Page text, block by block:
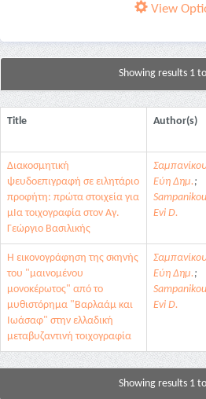
View
Showing results 1
Title Author(s)
Διακοσμητική
ψευδοεπιγραφή σε ειλητάριο
προφήτη: πρώτα στοιχεία για
μΙα τοιχογραφία στον Αγ.
Γεώργιο Βασιλικής
Εύη Δημ.;
Evi D.
Η εικονογράφηση της σκηνής
του "μαινομένου
μονοκέρωτος" από το
μυθιστόρημα "Βαρλαάμ και
Ιωάσαφ" στην ελλαδική
μεταβυζαντινή τοιχογραφία
Εύη Δημ.;
Evi D.
Showing results 1